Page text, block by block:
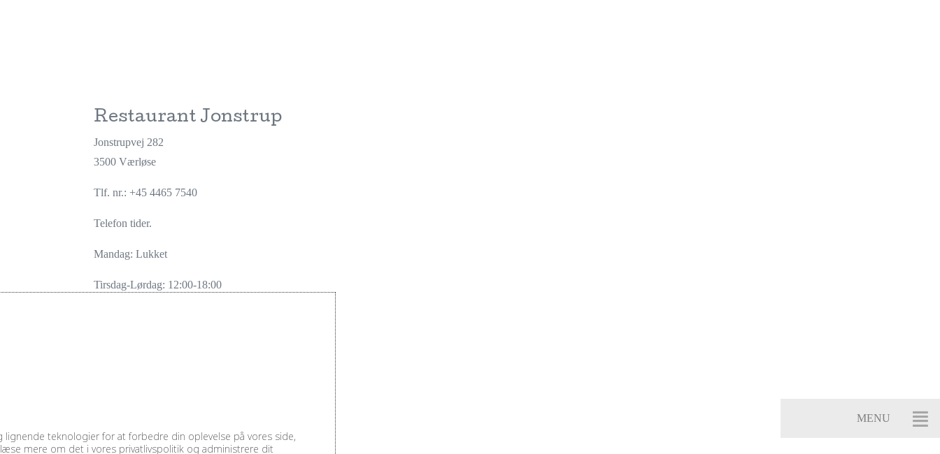
Restaurant Jonstrup
Jonstrupvej 282
3500 Værløse
Tlf. nr.:+45 4465 7540
Telefon tider.
Mandag: Lukket
Tirsdag-Lørdag: 12:00-18:00
teknologier for at forbedre din oplevelse på vores side,
mere om det i vores privatlivspolitik og administrere dit